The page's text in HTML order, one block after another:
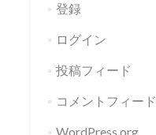
登録
ログイン
投稿フィード
コメントフィード
WordPress.org